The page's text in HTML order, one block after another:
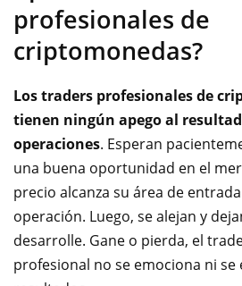
profesionales de
criptomonedas?
Los traders profesionales de
tienen ningún apego al
operaciones. Esperan
una buena oportunidad en el
precio alcanza su área de
operación. Luego, se alejan y
desarrolle. Gane o pierda, el
profesional no se emociona ni se